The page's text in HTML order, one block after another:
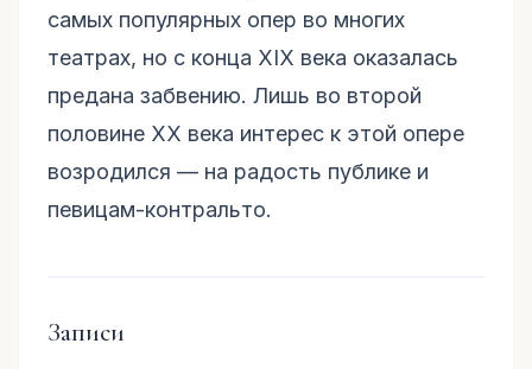
самых популярных опер во многих
театрах, но с конца XIX века оказалась
предана забвению. Лишь во второй
половине ХХ века интерес к этой опере
возродился — на радость публике и
певицам-контральто.
Записи